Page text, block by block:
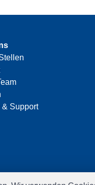
& Support